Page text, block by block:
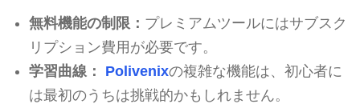
無料機能の制限： プレミアムツールにはサブスク
リプション費用が必要です。
学習曲線：
Polivenixの複雑な機能は、初心者に
は最初のうちは挑戦的かもしれません。